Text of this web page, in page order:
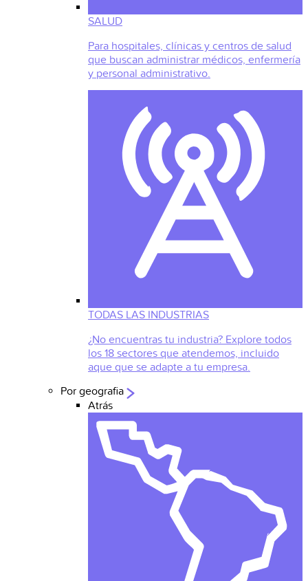
SALUD
Para hospitales, clínicas y centros de salud
que buscan administrar médicos, enfermería
y personal administrativo.
TODAS LAS INDUSTRIAS
¿No encuentras tu industria? Explore todos
los 18 sectores que atendemos, incluido
aque que se adapte a tu empresa.
Por geografia
Atrás